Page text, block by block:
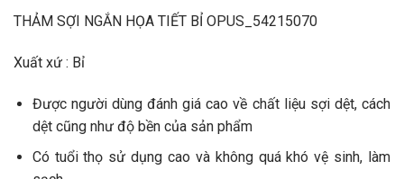
THẢM SỢI NGẮN HỌA TIẾT BỈ OPUS_54215070
Xuất xứ : Bỉ
Được người dùng đánh giá cao về chất liệu sợi dệt, cách
dệt cũng như độ bền của sản phẩm
Có tuổi thọ sử dụng cao và không quá khó vệ sinh, làm